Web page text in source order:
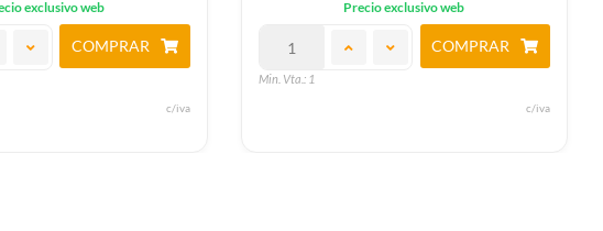
exclusivo web
COMPRAR
c/iva
Precio exclusivo web
Min. Vta.: 1
COMPRAR
c/iva